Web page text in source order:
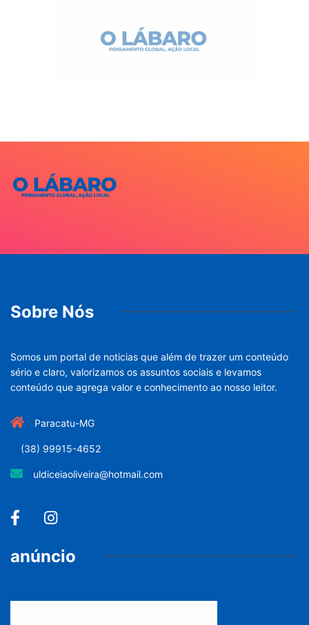
Sobre Nós
Somos um portal de noticias que além de trazer um conteúdo
sério e claro, valorizamos os assuntos sociais e levamos
conteúdo que agrega valor e conhecimento ao nosso leitor.
Paracatu-MG
(38) 99915-4652
uldiceiaoliveira@hotmail.com
anúncio